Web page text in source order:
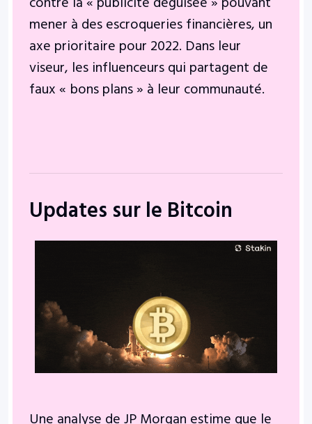
mener à des escroqueries financières, un
axe prioritaire pour 2022. Dans leur
viseur, les influenceurs qui partagent de
faux « bons plans » à leur communauté.
Updates sur le Bitcoin